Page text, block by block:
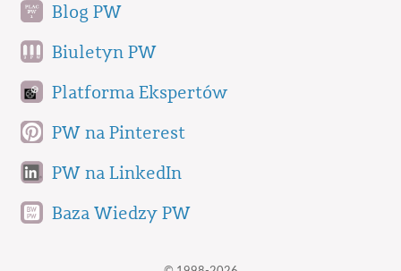
Blog PW
Biuletyn PW
Platforma Ekspertów
PW na Pinterest
PW na LinkedIn
Baza Wiedzy PW